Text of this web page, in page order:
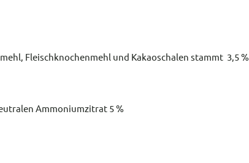
Fleischknochenmehl und Kakaoschalen stammt 3,5 %
Ammoniumzitrat 5 %